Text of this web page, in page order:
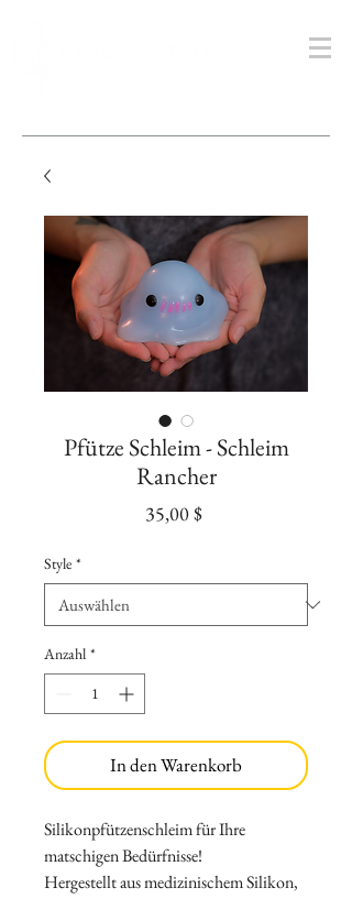
Pfütze Schleim - Schleim
Rancher
35,00 $Preis
Style *
Anzahl *
In den Warenkorb
Silikonpfützenschleim für Ihre
matschigen Bedürfnisse!
Hergestellt aus medizinischem Silikon,